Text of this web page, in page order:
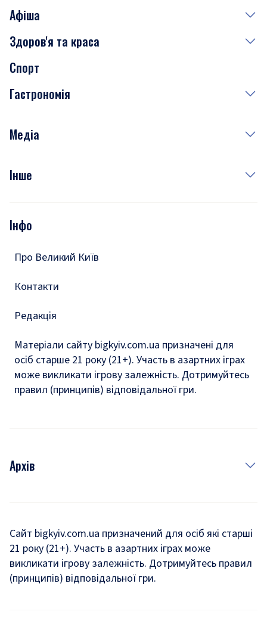
Афіша
Сьогодні
Завтра
Субота
Здоров'я та краса
Медицина
Краса
Спорт
Гастрономія
Рецепти
Медіа
Фото
Подкасти
Інше
Тести
Інфо
Про Великий Київ
Контакти
Редакція
Матеріали сайту bigkyiv.com.ua призначені для
осіб старше 21 року (21+). Участь в азартних іграх
може викликати ігрову залежність. Дотримуйтесь
правил (принципів) відповідальної гри.
Архів
Комуналка
Хроніки війни
Сайт bigkyiv.com.ua призначений для осіб які старші
21 року (21+). Участь в азартних іграх може
викликати ігрову залежність. Дотримуйтесь правил
(принципів) відповідальної гри.